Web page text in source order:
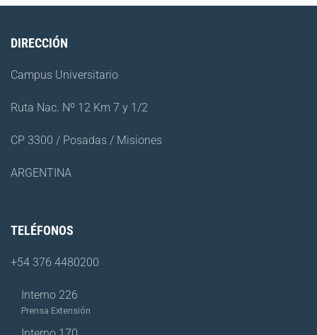
DIRECCIÓN
Campus Universitario
Ruta Nac. Nº 12 Km 7 y 1/2
CP 3300 / Posadas / Misiones
ARGENTINA
TELÉFONOS
+54 376 4480200
Interno 226
Prensa Extensión